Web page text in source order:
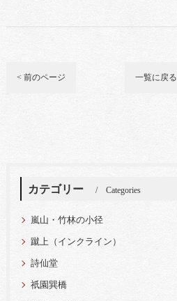
< 前のページ 一覧に戻る
カテゴリー Categories
嵐山・竹林の小径
蹴上（インクライン）
詩仙堂
祇園巽橋